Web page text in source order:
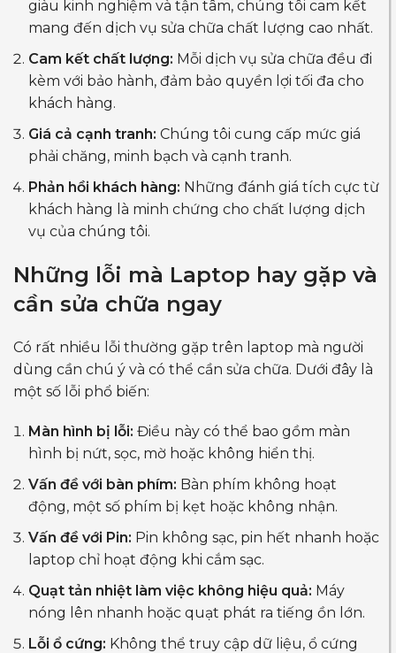
giàu kinh nghiệm và tận tâm, chúng tôi cam kết
mang đến dịch vụ sửa chữa chất lượng cao nhất.
Cam kết chất lượng: Mỗi dịch vụ sửa chữa đều đi
kèm với bảo hành, đảm bảo quyền lợi tối đa cho
khách hàng.
Giá cả cạnh tranh: Chúng tôi cung cấp mức giá
phải chăng, minh bạch và cạnh tranh.
Phản hồi khách hàng: Những đánh giá tích cực từ
khách hàng là minh chứng cho chất lượng dịch
vụ của chúng tôi.
Những lỗi mà Laptop hay gặp và
cần sửa chữa ngay
Có rất nhiều lỗi thường gặp trên laptop mà người
dùng cần chú ý và có thể cần sửa chữa. Dưới đây là
một số lỗi phổ biến:
Màn hình bị lỗi: Điều này có thể bao gồm màn
hình bị nứt, sọc, mờ hoặc không hiển thị.
Vấn đề với bàn phím: Bàn phím không hoạt
động, một số phím bị kẹt hoặc không nhận.
Vấn đề với Pin: Pin không sạc, pin hết nhanh hoặc
laptop chỉ hoạt động khi cắm sạc.
Quạt tản nhiệt làm việc không hiệu quả: Máy
nóng lên nhanh hoặc quạt phát ra tiếng ồn lớn.
Lỗi ổ cứng: Không thể truy cập dữ liệu, ổ cứng